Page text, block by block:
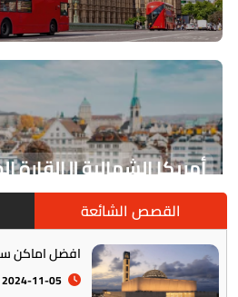
أمريكا الشمالية || القارة
القصص الشائعة
افضل اماكن
2024-11-05